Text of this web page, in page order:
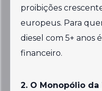
proibições
europeus. Para
diesel com 5+ anos
financeiro.
2. O Monopólio da